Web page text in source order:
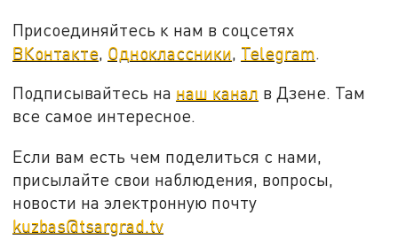
Присоединяйтесь к нам в соцсетях
ВКонтакте Одноклассники Telegram
Подписывайтесь на наш канал в Дзене. Там
все самое интересное.
Если вам есть чем поделиться с нами,
присылайте свои наблюдения, вопросы,
новости на электронную почту
kuzbas@tsargrad.tv